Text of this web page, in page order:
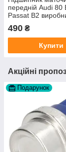
передній Audi 80
Passat B2
Польща
490 ₴
Купити
Акційні
Подарунок